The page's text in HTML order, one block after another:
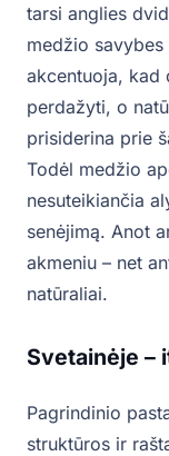
tarsi anglies
medžio
akcentuoja, kad
perdažyti, o
prisiderina prie
Todėl medžio
nesuteikiančia
senėjimą. Anot
akmeniu – net
natūraliai.
Svetainėje –
Pagrindinio
struktūros ir